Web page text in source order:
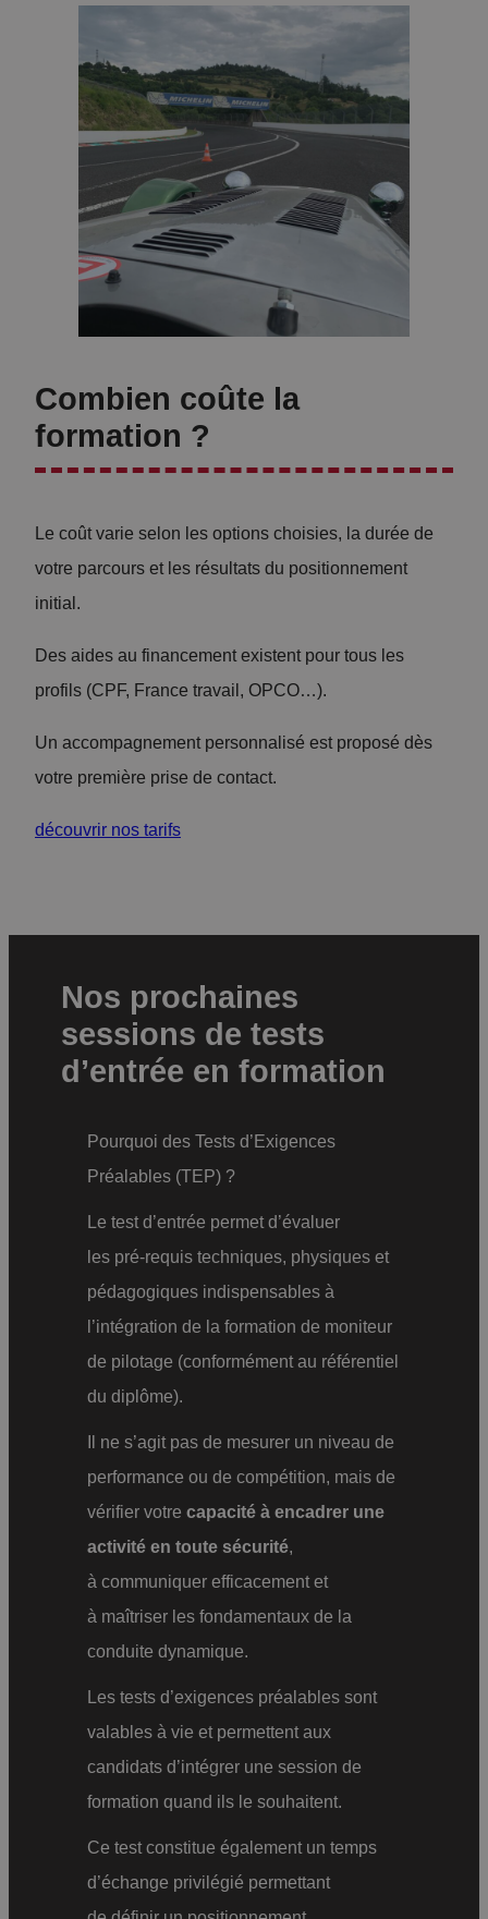
Combien coûte la
formation ?
Le coût varie selon les options choisies, la durée de
votre parcours et les résultats du positionnement
initial.
Des aides au financement existent pour tous les
profils (CPF, France travail, OPCO…).
Un accompagnement personnalisé est proposé dès
votre première prise de contact.
découvrir nos tarifs
Nos prochaines
sessions de tests
d’entrée en formation
Pourquoi des Tests d’Exigences
Préalables (TEP) ?
Le test d’entrée permet d’évaluer
les pré-requis techniques, physiques et
pédagogiques indispensables à
l’intégration de la formation de moniteur
de pilotage (conformément au référentiel
du diplôme).
Il ne s’agit pas de mesurer un niveau de
performance ou de compétition, mais de
vérifier votre capacité à encadrer une
activité en toute sécurité,
à communiquer efficacement et
à maîtriser les fondamentaux de la
conduite dynamique.
Les tests d’exigences préalables sont
valables à vie et permettent aux
candidats d’intégrer une session de
formation quand ils le souhaitent.
Ce test constitue également un temps
d’échange privilégié permettant